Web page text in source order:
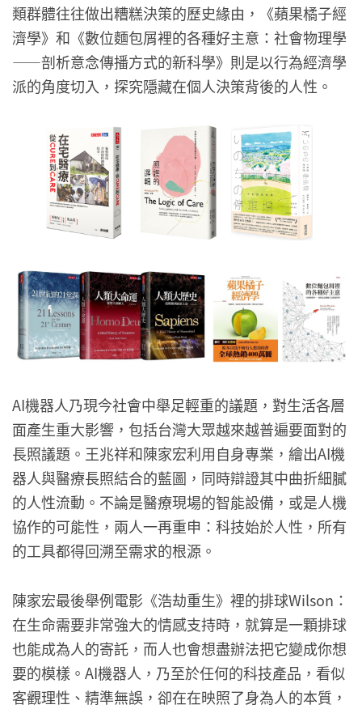
類群體往往做出糟糕決策的歷史緣由，《蘋果橘子經
濟學》和《數位麵包屑裡的各種好主意：社會物理學
——剖析意念傳播方式的新科學》則是以行為經濟學
派的角度切入，探究隱藏在個人決策背後的人性。
AI機器人乃現今社會中舉足輕重的議題，對生活各層
面產生重大影響，包括台灣大眾越來越普遍要面對的
長照議題。王兆祥和陳家宏利用自身專業，繪出AI機
器人與醫療長照結合的藍圖，同時辯證其中曲折細膩
的人性流動。不論是醫療現場的智能設備，或是人機
協作的可能性，兩人一再重申：科技始於人性，所有
的工具都得回溯至需求的根源。
陳家宏最後舉例電影《浩劫重生》裡的排球Wilson：
在生命需要非常強大的情感支持時，就算是一顆排球
也能成為人的寄託，而人也會想盡辦法把它變成你想
要的模樣。AI機器人，乃至於任何的科技產品，看似
客觀理性、精準無誤，卻在在映照了身為人的本質，